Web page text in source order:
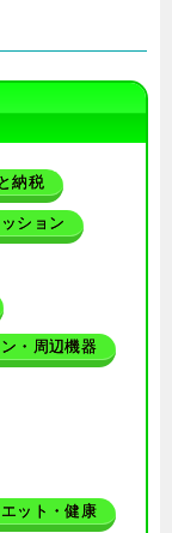
納税
ション
・周辺機器
ット・健康